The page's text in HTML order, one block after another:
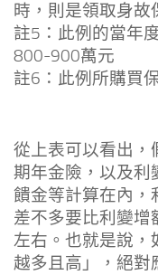
時，則是領取身故
註5：此例的當年
800-900萬元
註6：此例所購買
從上表可以看出，
期年金險，以及利
饋金等計算在內，
差不多要比利變增
左右。也就是說，
越多且高」，絕對